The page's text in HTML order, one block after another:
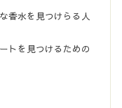
香水を見つけらる人
トを見つけるための